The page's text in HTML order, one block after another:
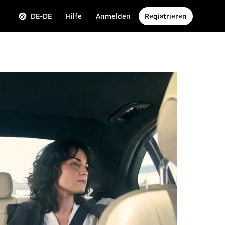
DE-DE Hilfe Anmelden Registrieren